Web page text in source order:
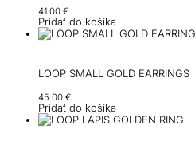
41.00 €
Pridať do košíka
LOOP SMALL GOLD EARRINGS
45.00 €
Pridať do košíka